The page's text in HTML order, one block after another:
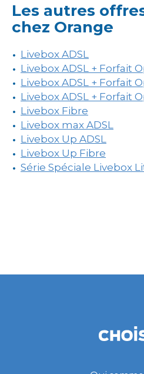
Les autres
chez Orange
Livebox ADSL
Livebox ADSL + Forfait
Livebox ADSL + Forfait
Livebox ADSL + Forfait
Livebox Fibre
Livebox max ADSL
Livebox Up ADSL
Livebox Up Fibre
Série Spéciale Livebox